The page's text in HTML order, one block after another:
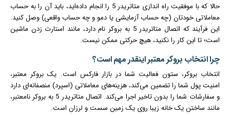
حالا که با موفقیت راه‌ اندازی متاتریدر 5 را انجام داده‌اید، باید آن را به حساب
معاملاتی خودتان (چه حساب آزمایشی یا دمو و چه حساب واقعی) وصل کنید.
این فرآیند که اتصال متاتریدر 5 به بروکر نام دارد، مانند استارت زدن ماشین
است؛ تا این کار را نکنید، هیچ حرکتی ممکن نیست.
چرا انتخاب بروکر معتبر اینقدر مهم است؟
انتخاب بروکر، ستون فعالیت شما در بازار فارکس است. یک بروکر معتبر،
امنیت پول شما را تضمین می‌کند، هزینه‌های معاملاتی (اسپرد) منصفانه‌ای دارد
و سفارشات شما را بدون تاخیر اجرا می‌کند. اتصال متاتریدر 5 به بروکر نامعتبر،
مانند ساختن یک خانه زیبا روی یک زمین سست و لرزان است.